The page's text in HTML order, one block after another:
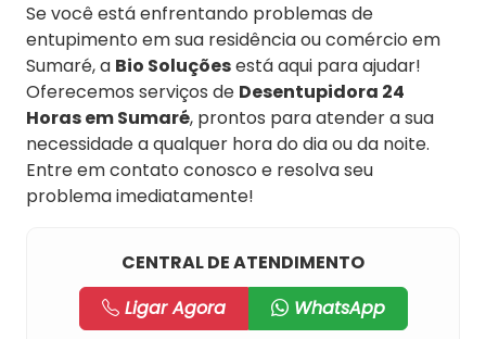
Se você está enfrentando problemas de
entupimento em sua residência ou comércio em
Sumaré, a Bio Soluçõesestá aqui para ajudar!
Oferecemos serviços de Desentupidora 24
Horas em Sumaré, prontos para atender a sua
necessidade a qualquer hora do dia ou da noite.
Entre em contato conosco e resolva seu
problema imediatamente!
CENTRAL DE ATENDIMENTO
Ligar Agora
WhatsApp